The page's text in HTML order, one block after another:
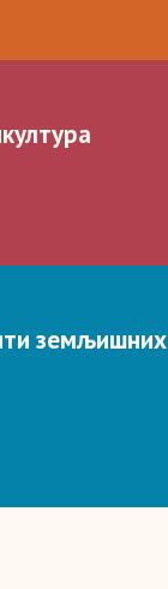
земљишних